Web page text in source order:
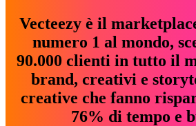
Vecteezy è il
numero 1 al mondo,
90.000 clienti in tutto il
brand, creativi e
creative che fanno
76% di tempo e